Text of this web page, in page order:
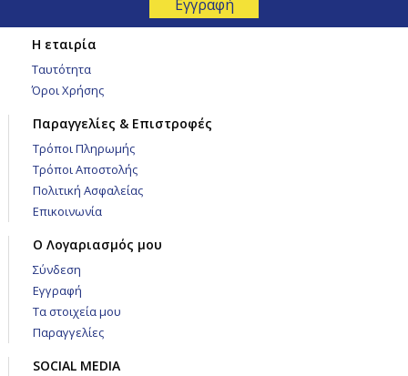
Η εταιρία
Ταυτότητα
Όροι Χρήσης
Παραγγελίες & Επιστροφές
Τρόποι Πληρωμής
Τρόποι Αποστολής
Πολιτική Ασφαλείας
Επικοινωνία
Ο Λογαριασμός μου
Σύνδεση
Εγγραφή
Τα στοιχεία μου
Παραγγελίες
SOCIAL MEDIA